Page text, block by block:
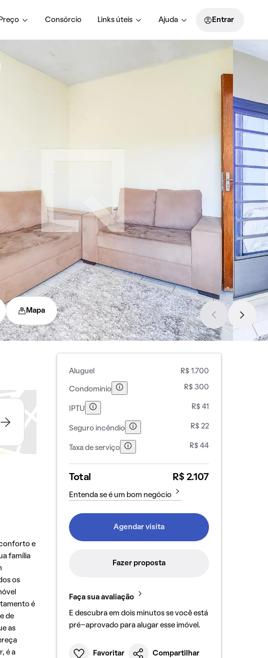
Consórcio Links úteis Ajuda Entrar
Mapa
e
família
os
é
de
as
é a
Aluguel R$ 1.700
Condomínio R$ 300
IPTU R$ 41
Seguro incêndio R$ 22
Taxa de serviço R$ 44
Total R$ 2.107
Entenda se é um bom negócio
Agendar visita
Fazer proposta
Faça sua avaliação
E descubra em dois minutos se você está
pré-aprovado para alugar esse imóvel.
Favoritar Compartilhar